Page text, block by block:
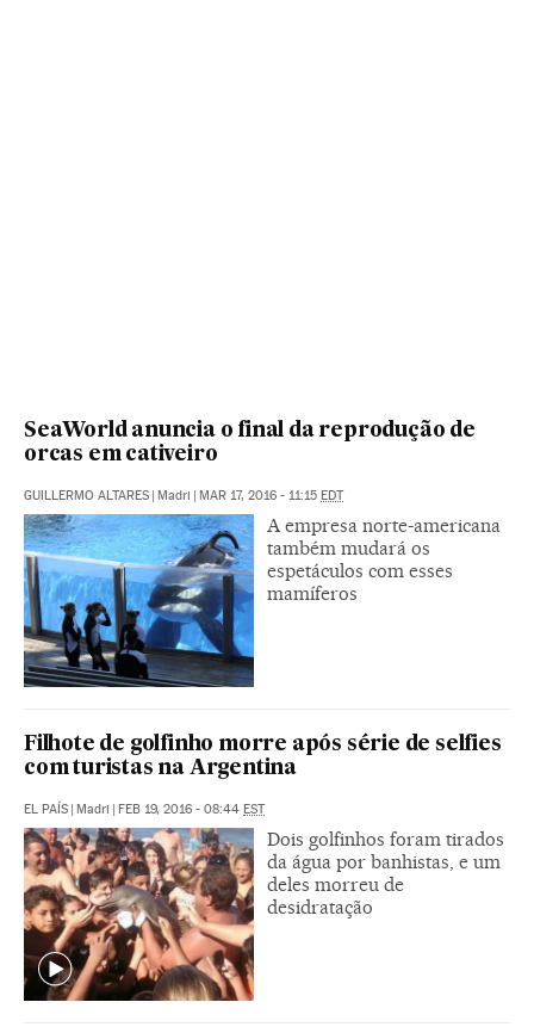
SeaWorld anuncia o final da reprodução de
orcas em cativeiro
GUILLERMO ALTARES | Madri | MAR 17, 2016 - 11:15 EDT
A empresa norte-americana
também mudará os
espetáculos com esses
mamíferos
Filhote de golfinho morre após série de selfies
com turistas na Argentina
EL PAÍS | Madri | FEB 19, 2016 - 08:44 EST
Dois golfinhos foram tirados
da água por banhistas, e um
deles morreu de
desidratação